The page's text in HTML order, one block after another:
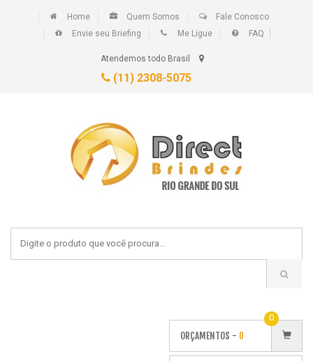
Home Quem Somos
Fale Conosco
Envie seu Briefing
Me Ligue FAQ
Atendemos todo Brasil
(11) 2308-5075
ORÇAMENTOS - 0
0